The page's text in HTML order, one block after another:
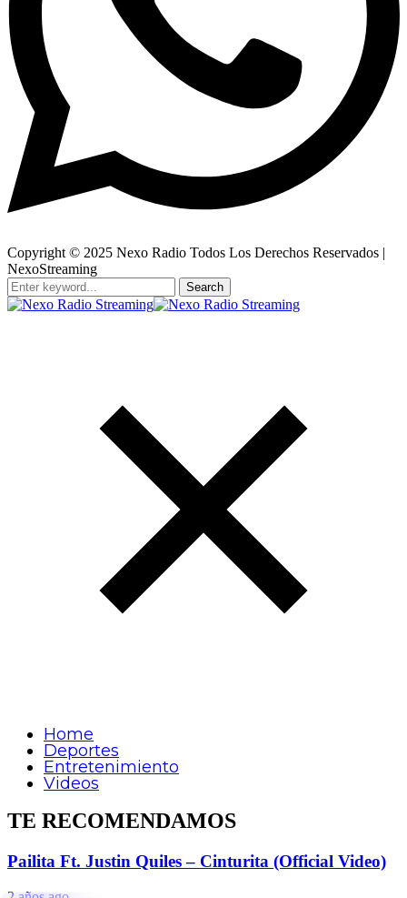
Copyright © 2025 Nexo Radio Todos Los Derechos Reservados |
NexoStreaming
Search
Home
Deportes
Entretenimiento
Videos
TE RECOMENDAMOS
Pailita Ft. Justin Quiles – Cinturita (Official Video)